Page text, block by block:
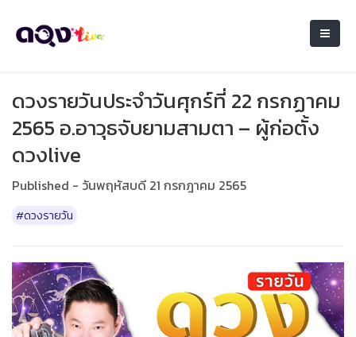
ดวงรายวันประจำวันศุกร์ที่ 22 กรกฏาคม
2565 อ.อาวุธจับยามสามตา – ผู้ก่อตั้ง
ดวงlive
Published - วันพฤหัสบดี 21 กรกฎาคม 2565
#ดวงรายวัน